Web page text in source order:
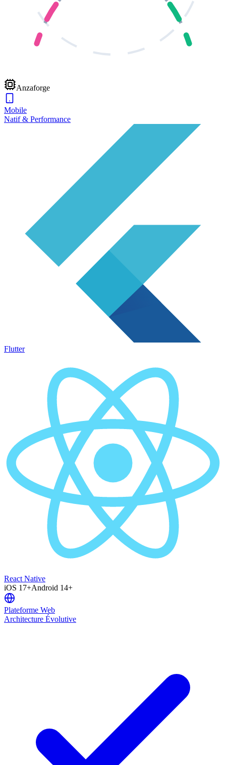
Anzaforge
Mobile
Natif & Performance
Flutter
React Native
iOS 17+Android 14+
Plateforme Web
Architecture Évolutive